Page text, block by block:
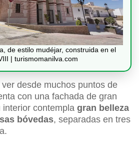
de estilo mudéjar, construida en el
| turismomanilva.com
desde muchos puntos de
con una fachada de gran
contempla gran belleza
bóvedas, separadas en tres